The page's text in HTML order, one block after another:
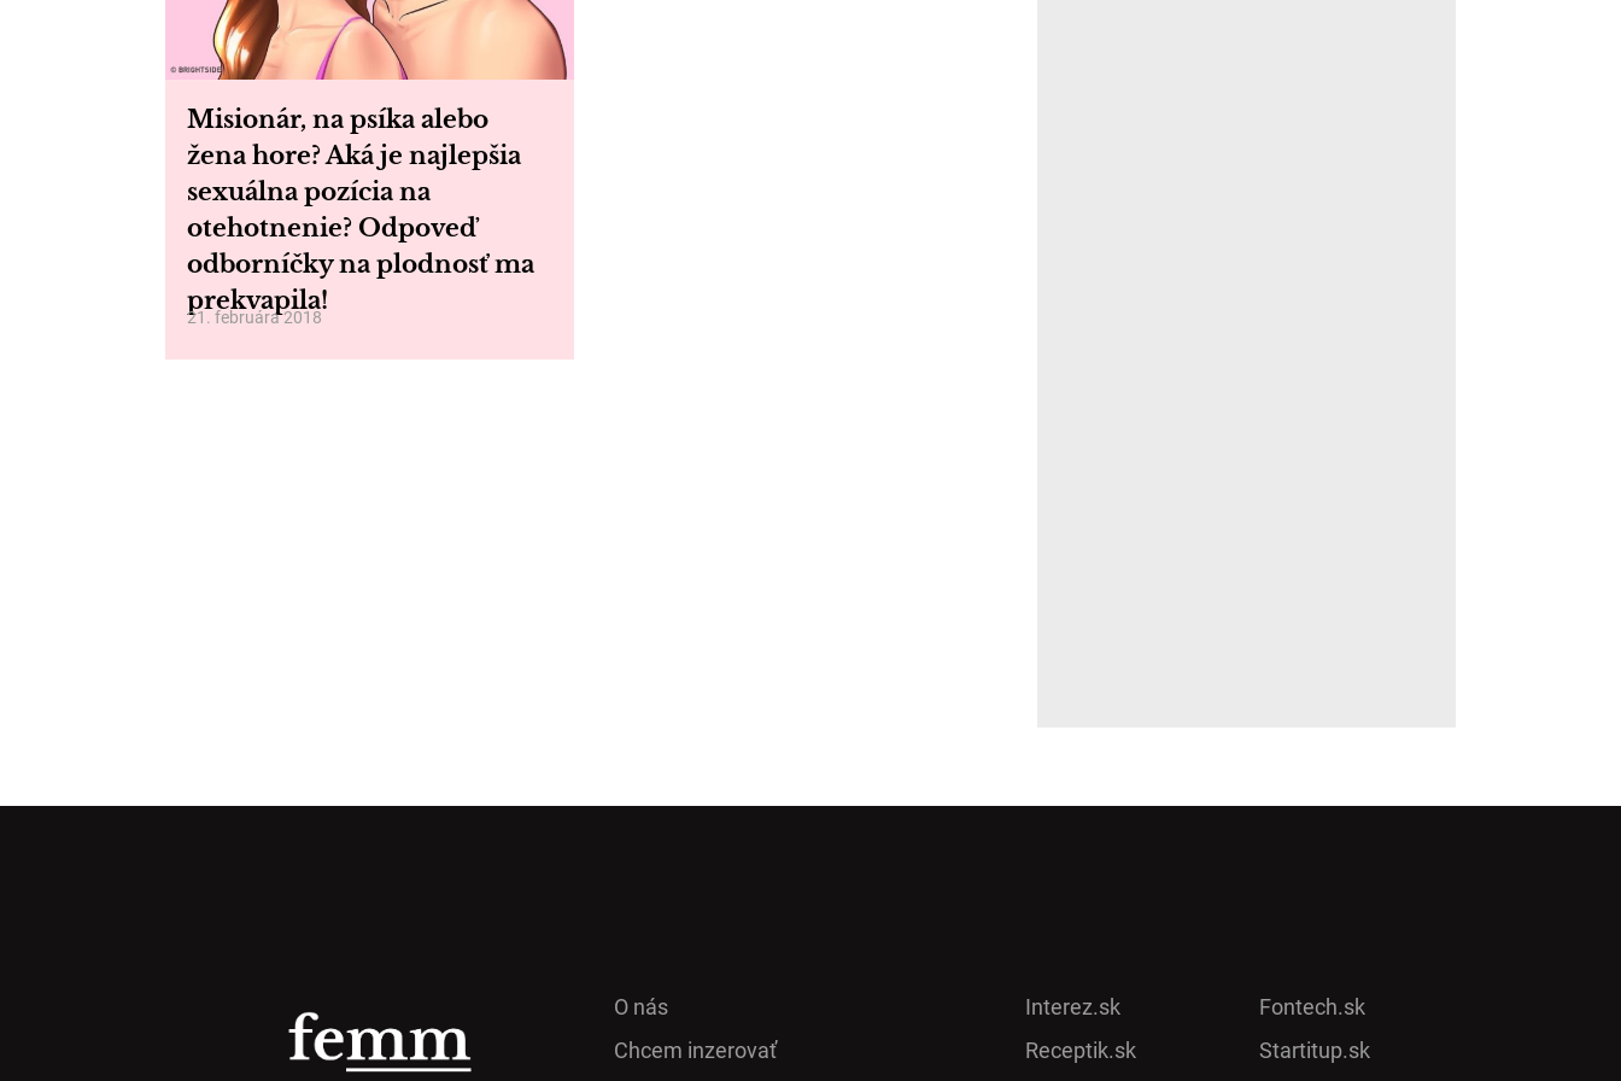
Misionár, na psíka alebo
žena hore? Aká je najlepšia
sexuálna pozícia na
otehotnenie? Odpoveď
odborníčky na plodnosť ma
prekvapila!
21. februára 2018
O nás
Chcem inzerovať
Interez.sk
Receptik.sk
Fontech.sk
Startitup.sk